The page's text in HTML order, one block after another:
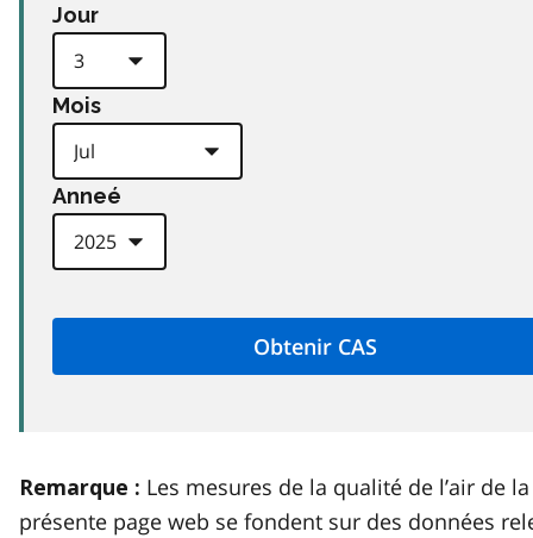
Jour
Mois
Anneé
Remarque : Les mesures de la qualité de l’air de la
présente page web se fondent sur des données